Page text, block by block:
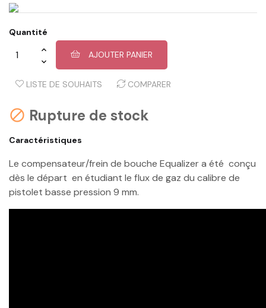
Quantité
AJOUTER PANIER
LISTE DE SOUHAITS COMPARER
 Rupture de stock
Caractéristiques
Le compensateur/frein de bouche Equalizer a été conçu
dès le départ en étudiant le flux de gaz du calibre de
pistolet basse pression 9 mm.